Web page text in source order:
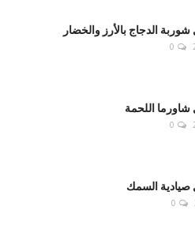
الدجاج بالأرز والخضار
0
اللحمة
0
السمك
0